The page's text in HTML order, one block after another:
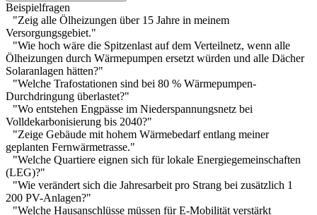
Beispielfragen
"Zeig alle Ölheizungen über 15 Jahre in meinem
Versorgungsgebiet."
"Wie hoch wäre die Spitzenlast auf dem Verteilnetz, wenn alle
Ölheizungen durch Wärmepumpen ersetzt würden und alle Dächer
Solaranlagen hätten?"
"Welche Trafostationen sind bei 80 % Wärmepumpen-
Durchdringung überlastet?"
"Wo entstehen Engpässe im Niederspannungsnetz bei
Volldekarbonisierung bis 2040?"
"Zeige Gebäude mit hohem Wärmebedarf entlang meiner
geplanten Fernwärmetrasse."
"Welche Quartiere eignen sich für lokale Energiegemeinschaften
(LEG)?"
"Wie verändert sich die Jahresarbeit pro Strang bei zusätzlich 1
200 PV-Anlagen?"
"Welche Hausanschlüsse müssen für E-Mobilität verstärkt